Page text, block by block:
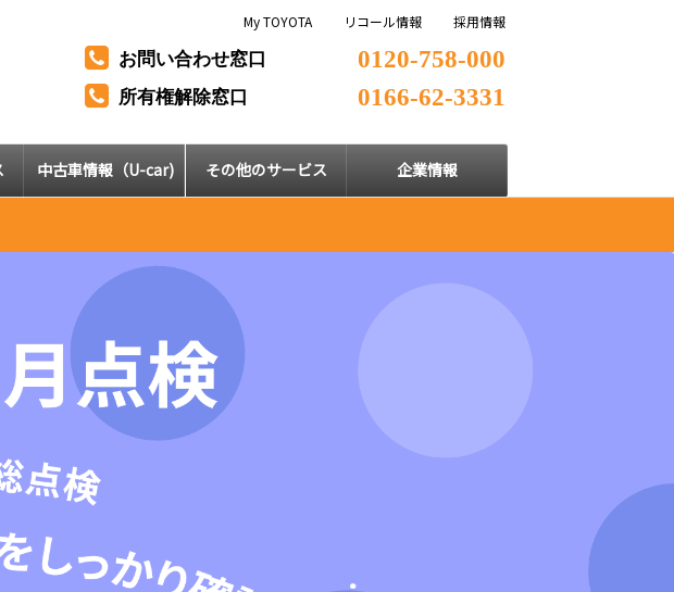
お問い合わせ窓口 0120-758-000
所有権解除窓口 0166-62-3331
中古車情報（U-car) その他のサービス 企業情報
My TOYOTA リコール情報 採用情報